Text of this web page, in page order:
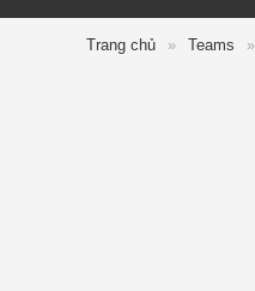
Trang chủ » Teams »